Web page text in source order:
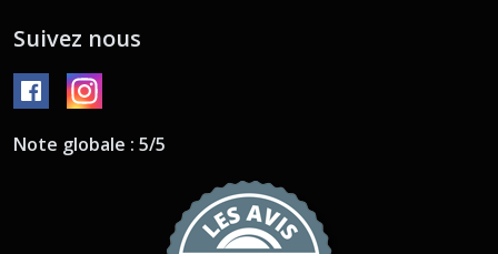
Suivez nous
Note globale : 5/5